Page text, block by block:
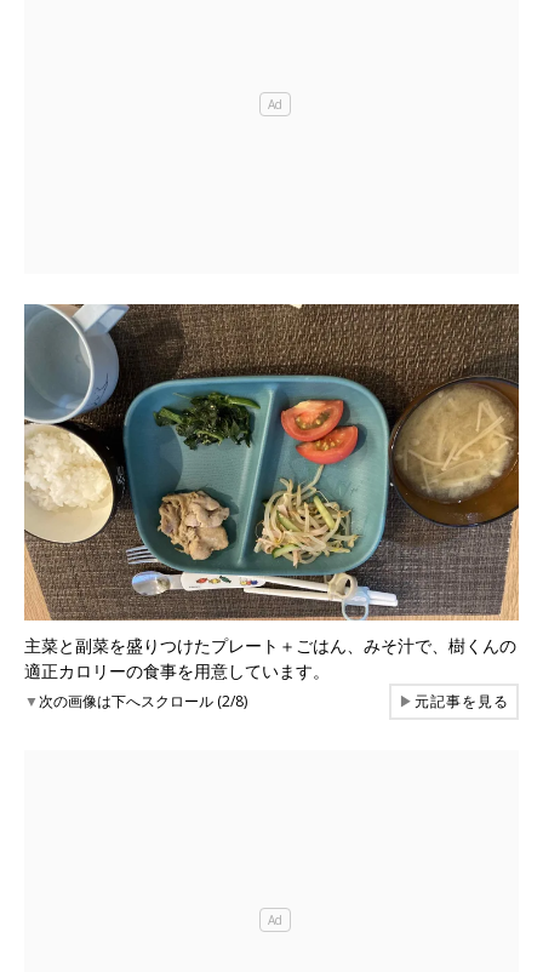
主菜と副菜を盛りつけたプレート＋ごはん、みそ汁で、樹くんの
適正カロリーの食事を用意しています。
▼次の画像は下へスクロール (2/8) ▶元記事を見る